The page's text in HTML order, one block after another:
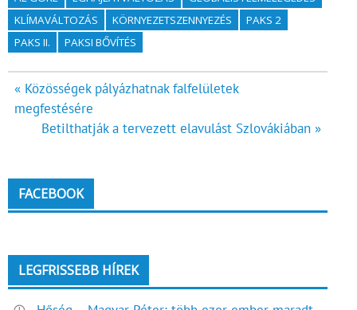
KLÍMAVÁLTOZÁS
KÖRNYEZETSZENNYEZÉS
PAKS 2
PAKS II.
PAKSI BŐVÍTÉS
Bejegyzés
navigáció
« Közösségek pályázhatnak falfelületek
megfestésére
Betilthatják a tervezett elavulást Szlovákiában »
FACEBOOK
LEGFRISSEBB HÍREK